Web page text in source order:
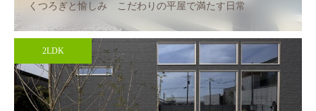
くつろぎと愉しみ こだわりの平屋で満たす日常
2LDK